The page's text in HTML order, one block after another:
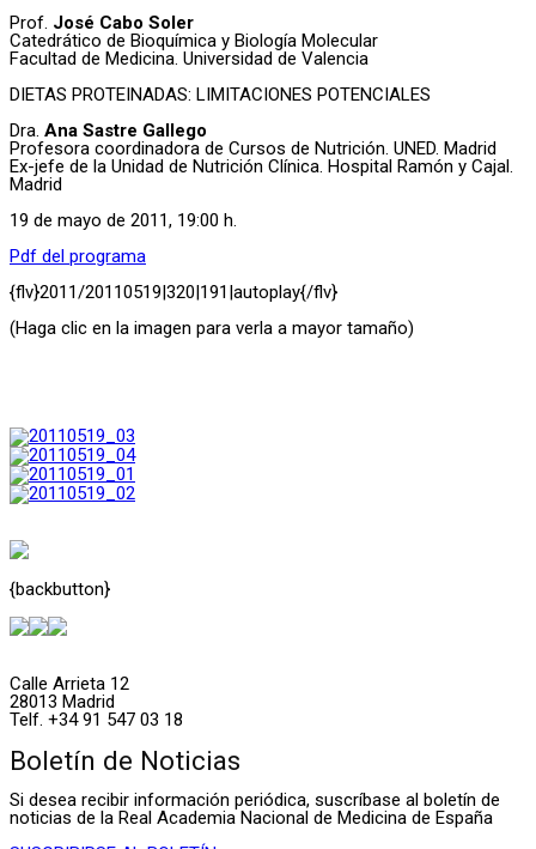
Prof. José Cabo Soler
Catedrático de Bioquímica y Biología Molecular
Facultad de Medicina. Universidad de Valencia
DIETAS PROTEINADAS: LIMITACIONES POTENCIALES
Dra. Ana Sastre Gallego
Profesora coordinadora de Cursos de Nutrición. UNED. Madrid
Ex-jefe de la Unidad de Nutrición Clínica. Hospital Ramón y Cajal.
Madrid
19 de mayo de 2011, 19:00 h.
Pdf del programa
{flv}2011/20110519|320|191|autoplay{/flv}
(Haga clic en la imagen para verla a mayor tamaño)
{backbutton}
Calle Arrieta 12
28013 Madrid
Telf. +34 91 547 03 18
Boletín de Noticias
Si desea recibir información periódica, suscríbase al boletín de
noticias de la Real Academia Nacional de Medicina de España